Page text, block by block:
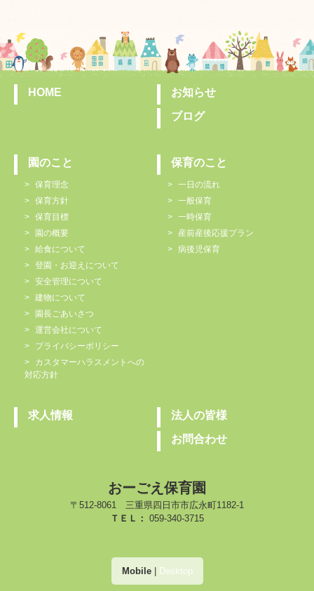
HOME
お知らせ
ブログ
園のこと
保育理念
保育方針
保育目標
園の概要
給食について
登園・お迎えについて
安全管理について
建物について
園長ごあいさつ
運営会社について
プライバシーポリシー
カスタマーハラスメントへの
対応方針
保育のこと
一日の流れ
一般保育
一時保育
産前産後応援プラン
病後児保育
求人情報
法人の皆様
お問合わせ
おーごえ保育園
〒512-8061 三重県四日市市広永町1182-1
ＴＥＬ： 059-340-3715
Mobile| Desktop